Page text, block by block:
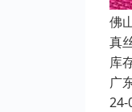
佛
真
库
广
24-